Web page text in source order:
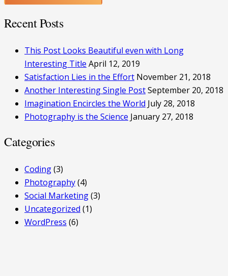
Recent Posts
This Post Looks Beautiful even with Long
Interesting Title April 12, 2019
Satisfaction Lies in the Effort November 21, 2018
Another Interesting Single PostSeptember 20, 2018
Imagination Encircles the World July 28, 2018
Photography is the Science January 27, 2018
Categories
Coding(3)
Photography(4)
Social Marketing(3)
Uncategorized (1)
WordPress (6)